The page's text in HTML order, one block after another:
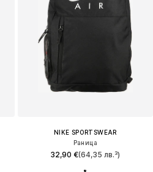
NIKE SPORTSWEAR
Раница
32,90 €(64,35 лв.³)